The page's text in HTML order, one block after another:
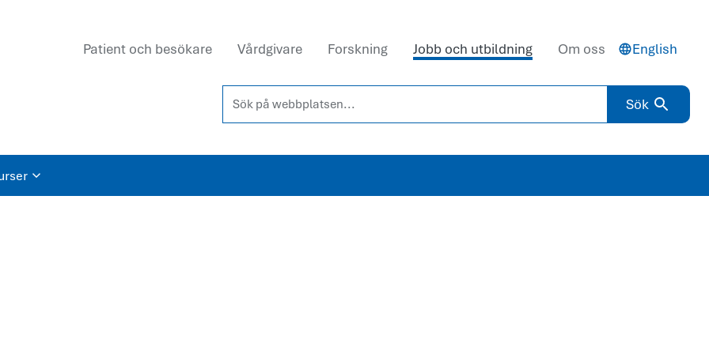
Patient och besökare Vårdgivare Forskning Jobb och utbildning Om oss English
Sök på webbplatsen...
Sök